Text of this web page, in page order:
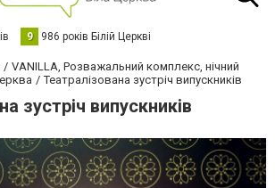
9 986 років Білій Церкві
VANILLA, Розважальний комплекс, нічний
Театралізована зустріч випускників
зустріч випускників